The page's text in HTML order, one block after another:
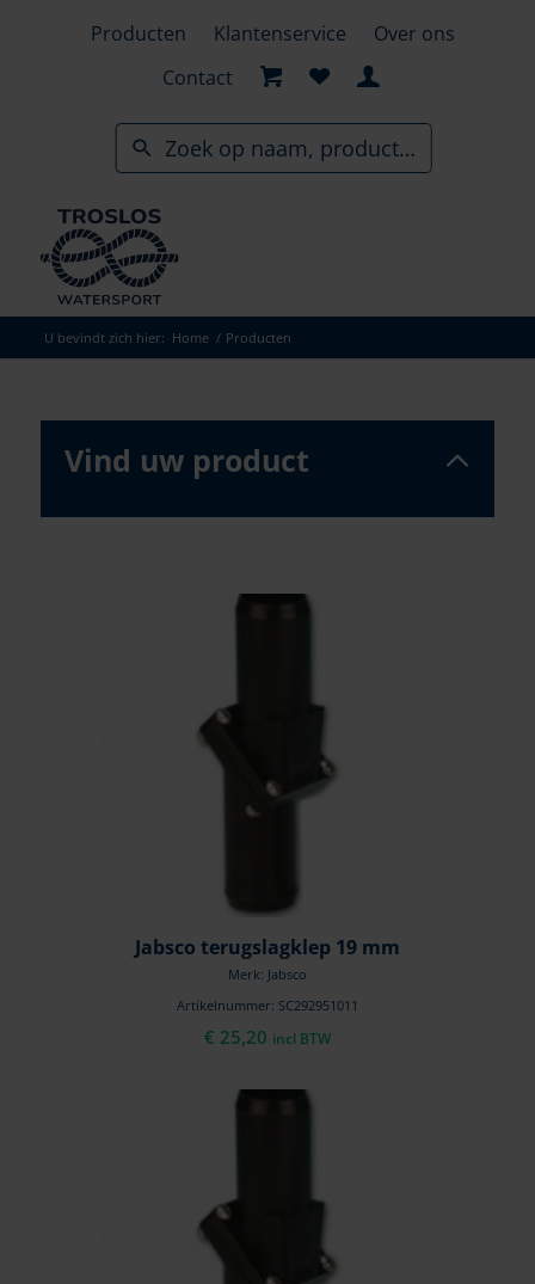
Producten Klantenservice
Over ons
Contact
U bevindt zich hier: Home / Producten
Jabsco terugslagklep 19 mm
Merk: Jabsco
Artikelnummer: SC292951011
€ 25,20 incl BTW
Vind uw product